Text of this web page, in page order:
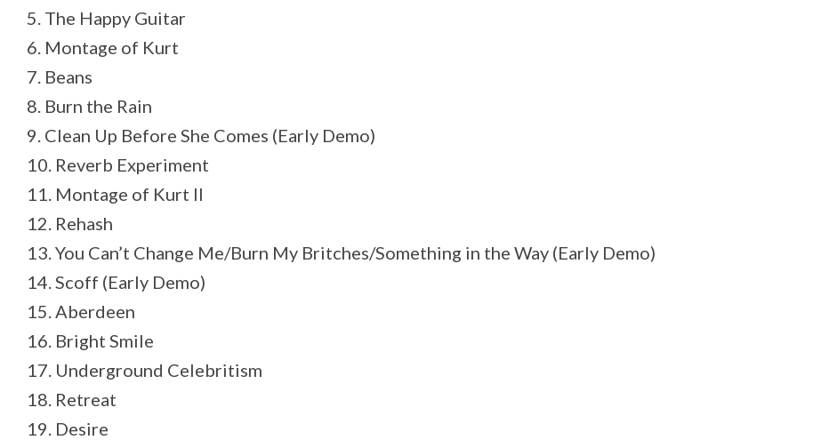
5. The Happy Guitar
6. Montage of Kurt
7. Beans
8. Burn the Rain
9. Clean Up Before She Comes (Early Demo)
10. Reverb Experiment
11. Montage of Kurt II
12. Rehash
13. You Can’t Change Me/Burn My Britches/Something in the Way (Early Demo)
14. Scoff (Early Demo)
15. Aberdeen
16. Bright Smile
17. Underground Celebritism
18. Retreat
19. Desire